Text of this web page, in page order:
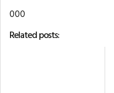
000
Related posts: